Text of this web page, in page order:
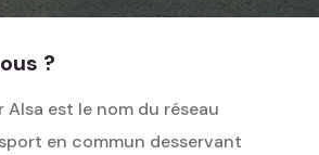
?
Alsa est le nom du réseau
en commun desservant